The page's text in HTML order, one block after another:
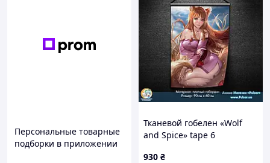
Персональные товарные
подборки в приложении
Тканевой гобелен «Wolf
and Spice» tape 6
930 ₴